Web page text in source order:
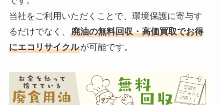
当社をご利用いただくことで、環境保護に寄与す
るだけでなく、 廃油の無料回収・高価買取でお得
にエコリサイクルが可能です。